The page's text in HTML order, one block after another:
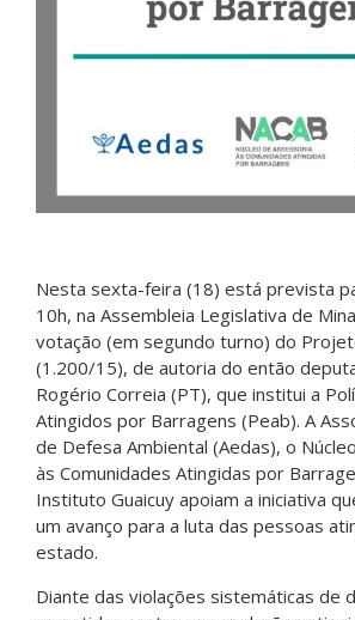
Nesta sexta-feira (18) está prevista
10h, na Assembleia Legislativa de
votação (em segundo turno) do
(1.200/15), de autoria do então
Rogério Correia (PT), que institui a
Atingidos por Barragens (Peab). A
de Defesa Ambiental (Aedas), o
às Comunidades Atingidas por
Instituto Guaicuy apoiam a iniciativa
um avanço para a luta das pessoas
estado.
Diante das violações sistemáticas de